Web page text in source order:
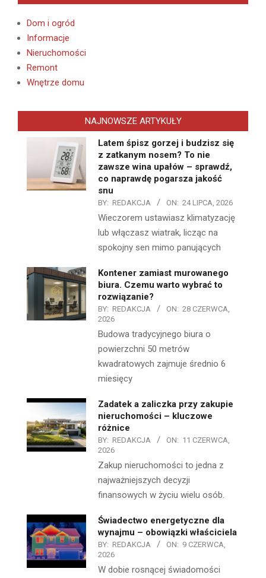
Dom i ogród
Informacje
Nieruchomości
Remont
Wnętrze domu
NAJNOWSZE ARTYKUŁY
Latem śpisz gorzej i budzisz się
z zatkanym nosem? To nie
zawsze wina upałów – sprawdź,
co naprawdę pogarsza jakość
snu
BY: REDAKCJA ON: 24 LIPCA, 2026
Wieczorem ustawiasz klimatyzację
lub włączasz wiatrak, licząc na
spokojny sen mimo panujących
Kontener zamiast murowanego
biura. Czemu warto wybrać to
rozwiązanie?
BY: REDAKCJA ON: 28 CZERWCA,
2026
Budowa tradycyjnego biura o
powierzchni 50 metrów
kwadratowych zajmuje średnio 6
miesięcy
Zadatek a zaliczka przy zakupie
nieruchomości – kluczowe
różnice
BY: REDAKCJA ON: 11 CZERWCA,
2026
Zakup nieruchomości to jedna z
najważniejszych decyzji
finansowych w życiu wielu osób.
Świadectwo energetyczne dla
wynajmu – obowiązki właściciela
BY: REDAKCJA ON: 9 CZERWCA,
2026
W dobie rosnącej świadomości